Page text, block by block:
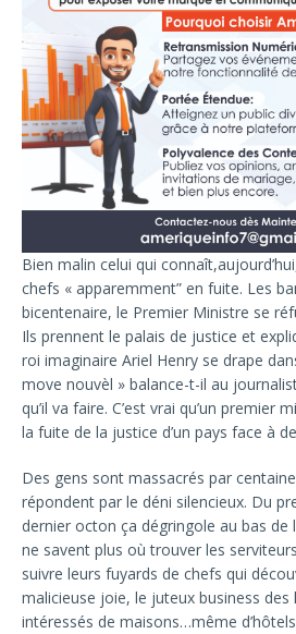
Bien malin celui qui
chefs « apparemment” en fuite. Les
bicentenaire, le Premier Ministre se
Ils prennent le palais de justice et
roi imaginaire Ariel Henry se drape
move nouvèl » balance-t-il au
qu’il va faire. C’est vrai qu’un premier
la fuite de la justice d’un pays face à
Des gens sont massacrés par
répondent par le déni silencieux. Du
dernier octon ça dégringole au bas de
ne savent plus où trouver les
suivre leurs fuyards de chefs qui
malicieuse joie, le juteux business
intéressés de maisons…même